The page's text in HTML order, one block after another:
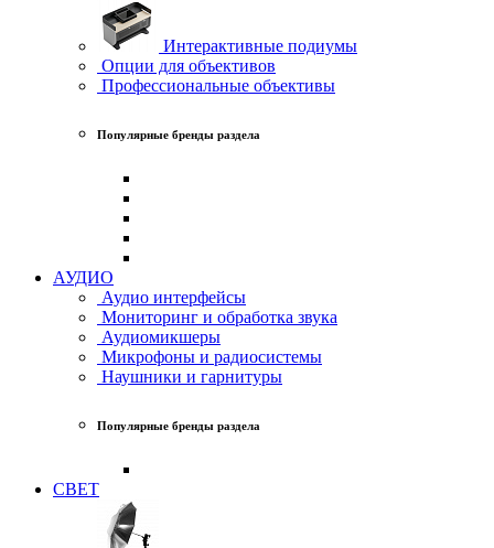
Интерактивные подиумы
Опции для объективов
Профессиональные объективы
Популярные бренды раздела
АУДИО
Аудио интерфейсы
Мониторинг и обработка звука
Аудиомикшеры
Микрофоны и радиосистемы
Наушники и гарнитуры
Популярные бренды раздела
СВЕТ